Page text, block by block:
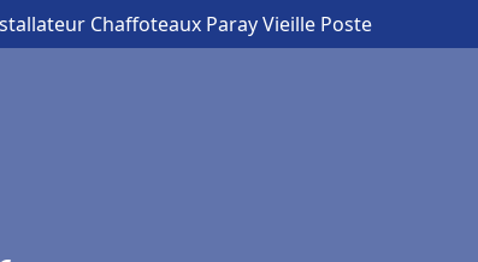
Chaffoteaux Paray Vieille Poste